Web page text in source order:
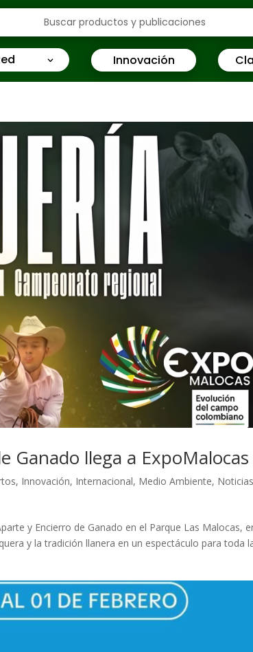
Innovación
Ganado llega a ExpoMalocas
, Innovación, Internacional, Medio Ambiente,
y Encierro de Ganado en el Parque Las Malocas,
y la tradición llanera en un espectáculo para toda